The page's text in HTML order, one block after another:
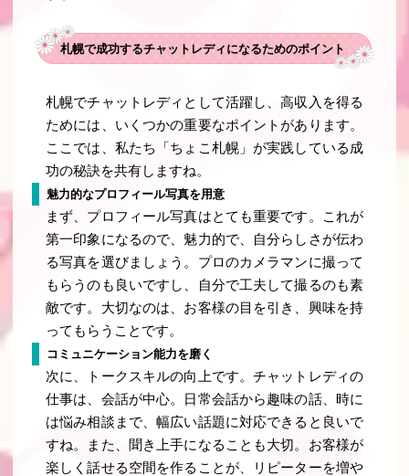
札幌で成功するチャットレディになるためのポイント
札幌でチャットレディとして活躍し、高収入を得る
ためには、いくつかの重要なポイントがあります。
ここでは、私たち「ちょこ札幌」が実践している成
功の秘訣を共有しますね。
魅力的なプロフィール写真を用意
まず、プロフィール写真はとても重要です。これが
第一印象になるので、魅力的で、自分らしさが伝わ
る写真を選びましょう。プロのカメラマンに撮って
もらうのも良いですし、自分で工夫して撮るのも素
敵です。大切なのは、お客様の目を引き、興味を持
ってもらうことです。
コミュニケーション能力を磨く
次に、トークスキルの向上です。チャットレディの
仕事は、会話が中心。日常会話から趣味の話、時に
は悩み相談まで、幅広い話題に対応できると良いで
すね。また、聞き上手になることも大切。お客様が
楽しく話せる空間を作ることが、リピーターを増や